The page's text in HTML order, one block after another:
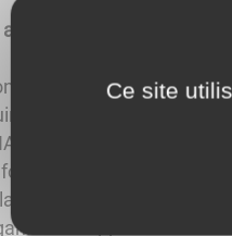
aides réservées aux
les revenus des
vos consommations
oeuvre également
nécessaires à
le remplacement
s’appuie aussi
Ce site